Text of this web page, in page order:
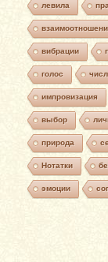
левила
вибрации
голос
импровизация
выбор
природа
Нотатки
эмоции